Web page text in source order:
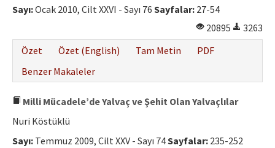
Sayı:Ocak 2010, Cilt XXVI - Sayı 76 Sayfalar: 27-54
20895
3263
Özet
Özet (English) Tam Metin
PDF
Benzer Makaleler
Milli Mücadele’de Yalvaç ve Şehit Olan Yalvaçlılar
Nuri Köstüklü
Sayı: Temmuz 2009, Cilt XXV - Sayı 74Sayfalar: 235-252